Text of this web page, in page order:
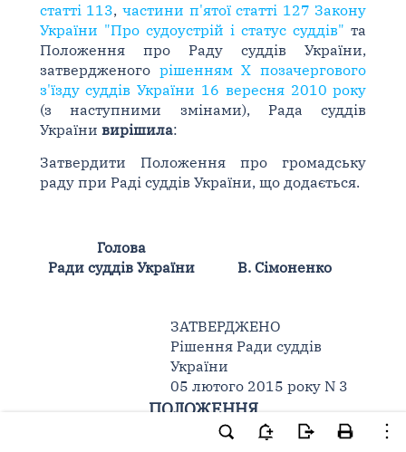
статті 113, частини п'ятої статті 127 Закону
України "Про судоустрій і статус суддів" та
Положення про Раду суддів України,
затвердженого рішенням X позачергового
з'їзду суддів України 16 вересня 2010 року
(з наступними змінами), Рада суддів
України вирішила:
Затвердити Положення про громадську
раду при Раді суддів України, що додається.
Голова
Ради суддів України
В. Сімоненко
ЗАТВЕРДЖЕНО
Рішення Ради суддів
України
05 лютого 2015 року N 3
ПОЛОЖЕННЯ
про громадську раду при Раді суддів